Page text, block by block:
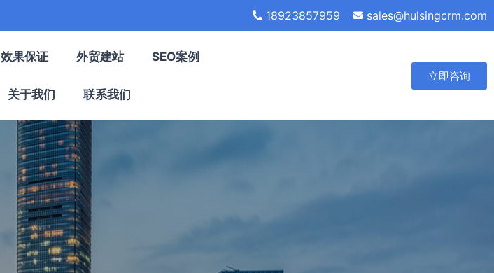
18923857959 sales@hulsingcrm.com
效果保证 外贸建站 SEO案例
关于我们 联系我们
立即咨询